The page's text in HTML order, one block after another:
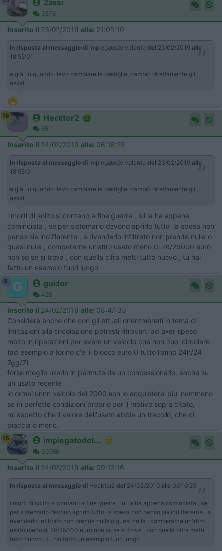
2assi
3578
Inserito il 23/02/2019 alle: 21:06:10
In risposta al messaggio di impiegatodelvolante del 23/02/2019 alle
18:55:01
e già, io quando devo cambiare le pastiglie, cambio direttamente gli
assali
16 Hecktor2
6511
Inserito il 24/02/2019 alle: 06:16:25
In risposta al messaggio di impiegatodelvolante del 23/02/2019 alle
18:55:01
e già, io quando devo cambiare le pastiglie, cambio direttamente gli
assali
i morti di solito si contano a fine guerra , lui la ha appena
cominciata , se per sistemarlo devono aprirlo tutto la spesa non
penso sia indifferente , a rivenderlo infiltrato non prende nulla o
quasi nulla , comperarne un’altro usato meno di 20/25000 euro
non so se si trova , con quella cifra metti tutto nuovo , tu hai
fatto un esempio fuori luogo
9 guidor
428
Inserito il 24/02/2019 alle: 08:47:33
Considera anche che con gli attuali orientmaneti in tema di
limitazioni alla circolazione potresti ritrovarti ad aver speso
molto in riparazioni per avere un veicolo che non puo' circolare
(ad esempio a torino c'e' il blocco euro 0 tutto l'anno 24h/24
7gg/7)
forse meglio usarlo in permuta da un concessionario, anche su
un usato recente
io ormai unnn veicolo del 2000 non lo acquisterei piu' nemmeno
se in perfette condizioni proprio per il motivo sopra citato,
mi aspetto che il valore dell'usato abbia un tracollo, che ci
piaccia o meno.
16 impiegatodel...
30956
Inserito il 24/02/2019 alle: 09:12:16
In risposta al messaggio di Hecktor2 del 24/02/2019 alle 06:16:25
i morti di solito si contano a fine guerra , lui la ha appena cominciata , se
per sistemarlo devono aprirlo tutto la spesa non penso sia indifferente , a
rivenderlo infiltrato non prende nulla o quasi nulla , comperarne un’altro
usato meno di 20/25000 euro non so se si trova , con quella cifra metti
tutto nuovo , tu hai fatto un esempio fuori luogo